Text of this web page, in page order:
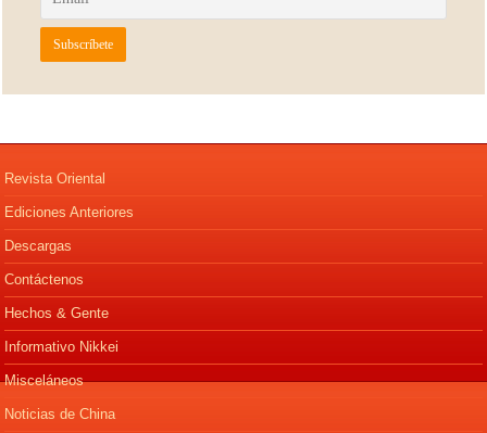
Revista Oriental
Ediciones Anteriores
Descargas
Contáctenos
Hechos & Gente
Informativo Nikkei
Misceláneos
Noticias de China